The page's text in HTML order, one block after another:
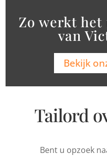
Zo werkt het
van
Bekijk
Tailord
Bent u opzoek